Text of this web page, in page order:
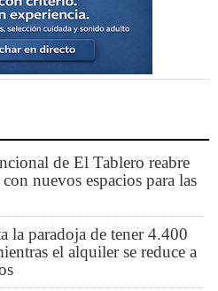
de El Tablero reabre
nuevos espacios para las
la paradoja de tener 4.400
el alquiler se reduce a